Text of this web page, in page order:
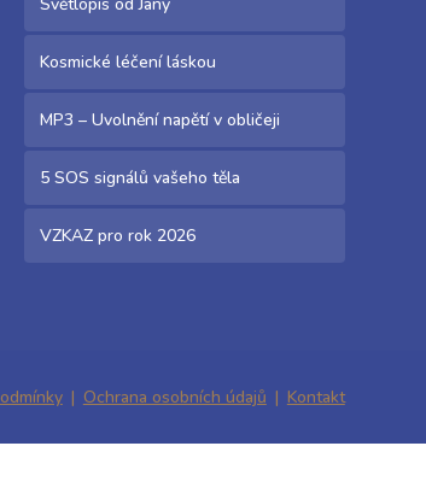
Kosmické léčení láskou
MP3 – Uvolnění napětí v obličeji
5 SOS signálů vašeho těla
VZKAZ pro rok 2026
Ochrana osobních údajů Kontakt